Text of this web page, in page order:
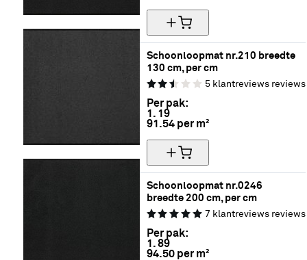
Schoonloopmat nr.210 breedte
130 cm, per cm
5 klantreviews reviews
Per pak:
1. 19
91.54 per m²
Schoonloopmat nr.0246
breedte 200 cm, per cm
7 klantreviews reviews
Per pak:
1.89
94.50 per m²